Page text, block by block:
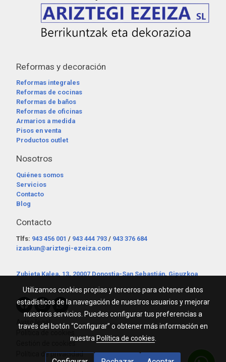
Reformas y decoración
Reformas integrales
Reformas de cocinas
Reformas de baños
Reformas de oficinas
Armarios a medida
Pisos en venta
Productos outlet
Nosotros
Quiénes somos
Servicios
Contacto
Blog
Contacto
Tlfs: 943 456 001 / 943 444 793 / 943 376 684
izaskun@ariztegi-ezeiza.com
Zubieta Kalea, 13, 20007 Donostia-San Sebastián, Gipuzkoa
Aviso legal
Gestión de cookies
Política de privacidad
Utilizamos cookies propias y terceros para obtener datos
estadísticos de la navegación de nuestros usuarios y mejorar
nuestros servicios. Puedes configurar tus preferencias a
través del botón “Configurar” o obtener más información en
nuestra Política de cookies